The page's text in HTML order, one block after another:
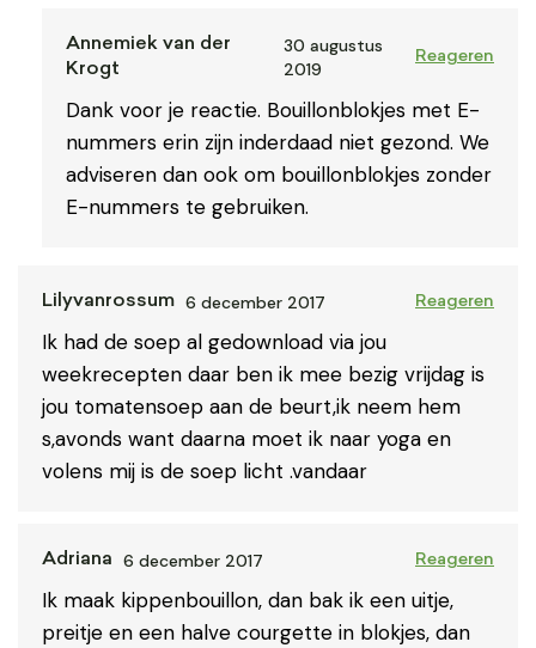
Annemiek van der
Krogt
30 augustus
2019
Reageren
Dank voor je reactie. Bouillonblokjes met E-
nummers erin zijn inderdaad niet gezond. We
adviseren dan ook om bouillonblokjes zonder
E-nummers te gebruiken.
Lilyvanrossum 6 december 2017 Reageren
Ik had de soep al gedownload via jou
weekrecepten daar ben ik mee bezig vrijdag is
jou tomatensoep aan de beurt,ik neem hem
s,avonds want daarna moet ik naar yoga en
volens mij is de soep licht .vandaar
Adriana 6 december 2017 Reageren
Ik maak kippenbouillon, dan bak ik een uitje,
preitje en een halve courgette in blokjes, dan